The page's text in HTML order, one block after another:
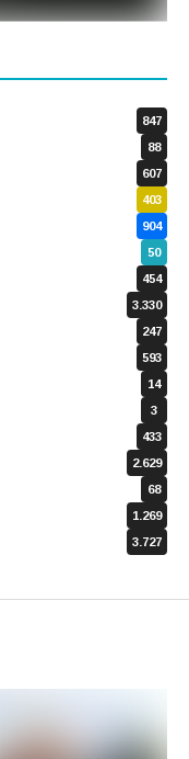
847
88
607
403
904
50
454
3.330
247
593
14
3
433
2.629
68
1.269
3.727